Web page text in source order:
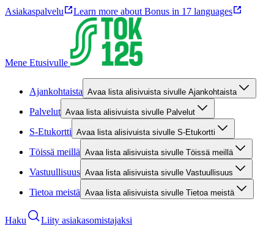
Asiakaspalvelu Learn more about Bonus in 17 languages
Mene Etusivulle
Ajankohtaista Avaa lista alisivuista sivulle Ajankohtaista
Palvelut Avaa lista alisivuista sivulle Palvelut
S-Etukortti Avaa lista alisivuista sivulle S-Etukortti
Töissä meillä Avaa lista alisivuista sivulle Töissä meillä
Vastuullisuus Avaa lista alisivuista sivulle Vastuullisuus
Tietoa meistä Avaa lista alisivuista sivulle Tietoa meistä
Haku Liity asiakasomistajaksi